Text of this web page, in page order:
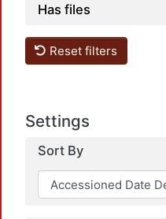
Has files
Reset filters
Settings
Sort By